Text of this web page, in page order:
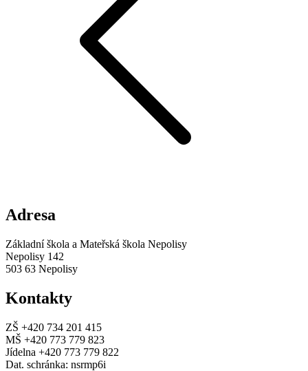
Adresa
Základní škola a Mateřská škola Nepolisy
Nepolisy 142
503 63 Nepolisy
Kontakty
ZŠ +420 734 201 415
MŠ +420 773 779 823
Jídelna +420 773 779 822
Dat. schránka: nsrmp6i